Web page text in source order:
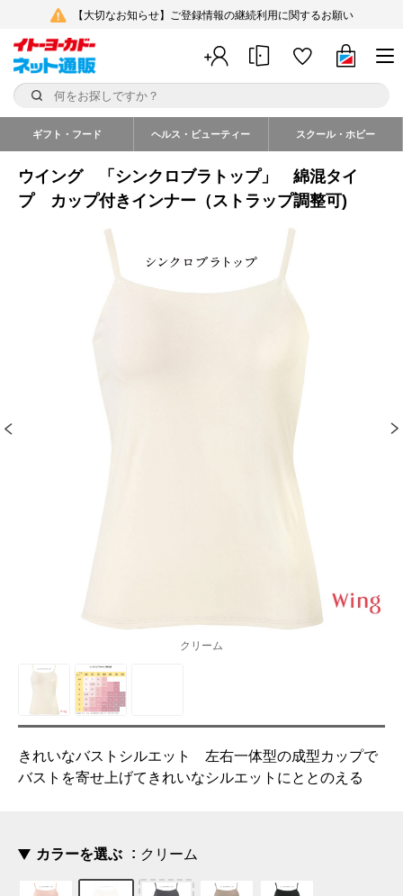
【大切なお知らせ】ご登録情報の継続利用に関するお願い
ギフト・フード ヘルス・ビューティー スクール・ホビー
ウイング 「シンクロブラトップ」 綿混タイ
プ カップ付きインナー（ストラップ調整可)
クリーム
きれいなバストシルエット 左右一体型の成型カップで
バストを寄せ上げてきれいなシルエットにととのえる
カラーを選ぶ クリーム